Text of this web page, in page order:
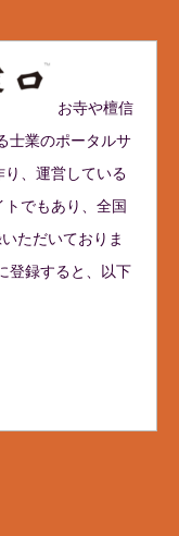
お寺や檀信
士業のポータルサ
、運営している
でもあり、全国
ただいておりま
登録すると、以下